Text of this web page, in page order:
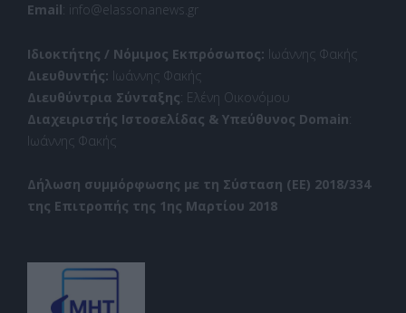
Email: info@elassonanews.gr
Ιδιοκτήτης / Νόμιμος Εκπρόσωπος: Ιωάννης Φακής
Διευθυντής: Ιωάννης Φακής
Διευθύντρια Σύνταξης: Ελένη Οικονόμου
Διαχειριστής Ιστοσελίδας & Υπεύθυνος Domain:
Ιωάννης Φακής
Δήλωση συμμόρφωσης με τη Σύσταση (ΕΕ) 2018/334
της Επιτροπής της 1ης Μαρτίου 2018